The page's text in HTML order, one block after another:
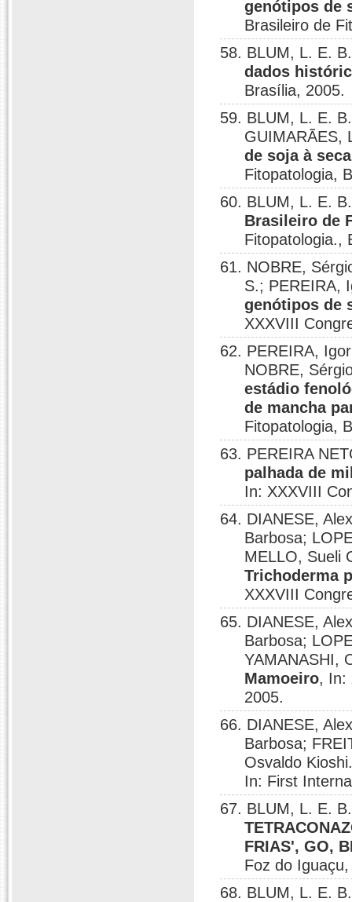
genótipos de
Brasileiro de
58. BLUM, L. E.
dados
Brasília, 2005.
59. BLUM, L. E.
GUIMARÃES,
de soja à
Fitopatologia,
60. BLUM, L. E.
Brasileiro de
Fitopatologia.,
61. NOBRE,
S.; PEREIRA,
genótipos de
XXXVIII
62. PEREIRA,
NOBRE,
estádio
de mancha
Fitopatologia,
63. PEREIRA
palhada de
In: XXXVIII
64. DIANESE,
Barbosa;
MELLO, Sueli
Trichoderma
XXXVIII
65. DIANESE,
Barbosa;
YAMANASHI,
Mamoeiro, In:
2005.
66. DIANESE,
Barbosa;
Osvaldo
In: First
67. BLUM, L. E.
FRIAS', GO,
Foz do
68. BLUM, L. E.